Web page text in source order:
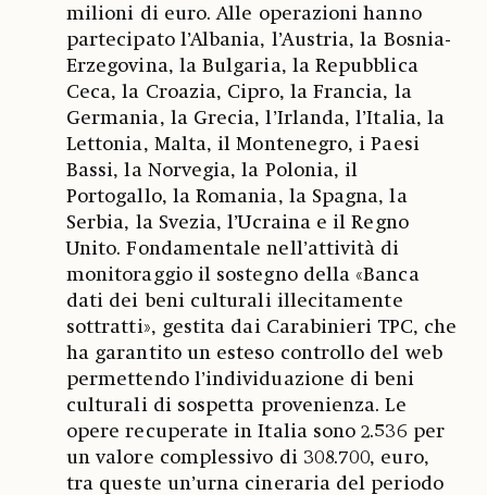
milioni di euro. Alle operazioni hanno
partecipato l’Albania, l’Austria, la Bosnia-
Erzegovina, la Bulgaria, la Repubblica
Ceca, la Croazia, Cipro, la Francia, la
Germania, la Grecia, l’Irlanda, l’Italia, la
Lettonia, Malta, il Montenegro, i Paesi
Bassi, la Norvegia, la Polonia, il
Portogallo, la Romania, la Spagna, la
Serbia, la Svezia, l’Ucraina e il Regno
Unito. Fondamentale nell’attività di
monitoraggio il sostegno della «Banca
dati dei beni culturali illecitamente
sottratti», gestita dai Carabinieri TPC, che
ha garantito un esteso controllo del web
permettendo l’individuazione di beni
culturali di sospetta provenienza. Le
opere recuperate in Italia sono 2.536 per
un valore complessivo di 308.700, euro,
tra queste un’urna cineraria del periodo